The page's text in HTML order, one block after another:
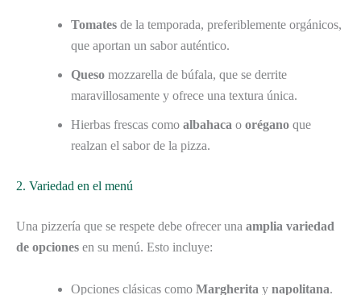
Tomates de la temporada, preferiblemente orgánicos,
que aportan un sabor auténtico.
Queso mozzarella de búfala, que se derrite
maravillosamente y ofrece una textura única.
Hierbas frescas como albahaca o orégano que
realzan el sabor de la pizza.
2. Variedad en el menú
Una pizzería que se respete debe ofrecer una amplia variedad
de opciones en su menú. Esto incluye:
Opciones clásicas como Margherita y napolitana.